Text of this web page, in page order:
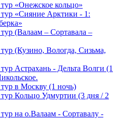
«Онежское кольцо»
«Сияние Арктики - 1:
(Валаам – Сортавала –
(Кузино, Вологда, Сизьма,
Астрахань - Дельта Волги (1
в Москву (1 ночь)
Кольцо Удмуртии (3 дня / 2
на о.Валаам - Сортавалу -